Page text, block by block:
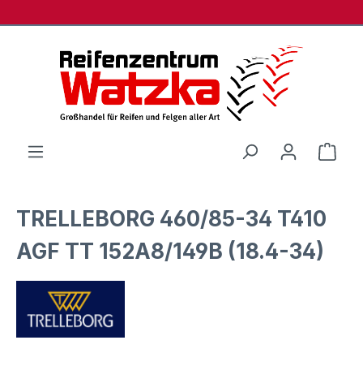
TRELLEBORG 460/85-34 T410
AGF TT 152A8/149B (18.4-34)